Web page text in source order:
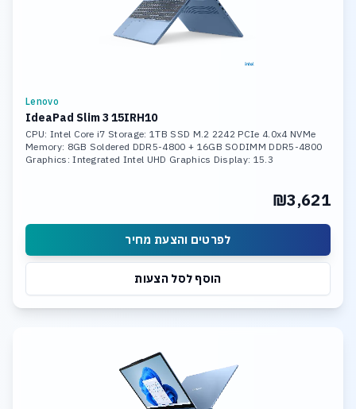
Lenovo
IdeaPad Slim 3 15IRH10
CPU: Intel Core i7 Storage: 1TB SSD M.2 2242 PCIe 4.0x4 NVMe
Memory: 8GB Soldered DDR5-4800 + 16GB SODIMM DDR5-4800
Graphics: Integrated Intel UHD Graphics Display: 15.3
₪3,621
לפרטים והצעת מחיר
הוסף לסל הצעות